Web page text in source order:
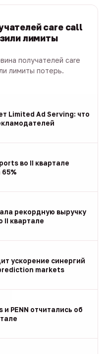
care call
лимиты
получателей care
лимиты потерь.
Limited Ad Serving: что
во II квартале
рекордную выручку
II квартале
ускорение синергий
markets
PENN отчитались об